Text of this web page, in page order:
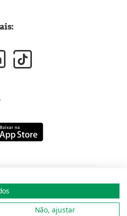
Brasil - Todos os direitos reservados
Não, ajustar